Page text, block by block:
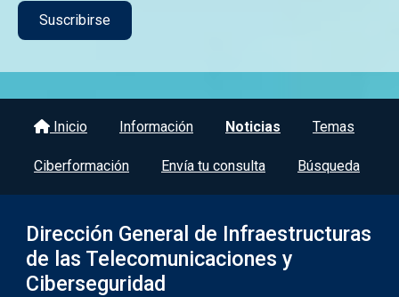
Menú del pie
Inicio Información Noticias Temas
Ciberformación Envía tu consulta Búsqueda
Dirección General de Infraestructuras
de las Telecomunicaciones y
Ciberseguridad